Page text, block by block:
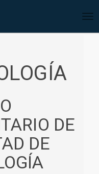
DE
DE